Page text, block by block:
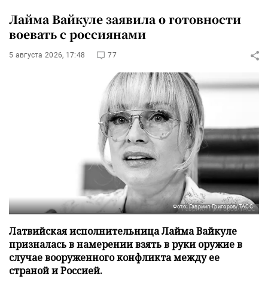
Лайма Вайкуле заявила о готовности
воевать с россиянами
5 августа 2026, 17:48 77
Фото: Гавриил Григоров/ТАСС
Латвийская исполнительница Лайма Вайкуле
призналась в намерении взять в руки оружие в
случае вооруженного конфликта между ее
страной и Россией.